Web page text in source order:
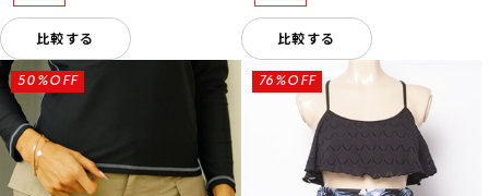
比較する 比較する
50%OFF 76%OFF